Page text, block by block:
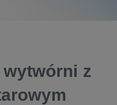
wytwórni z